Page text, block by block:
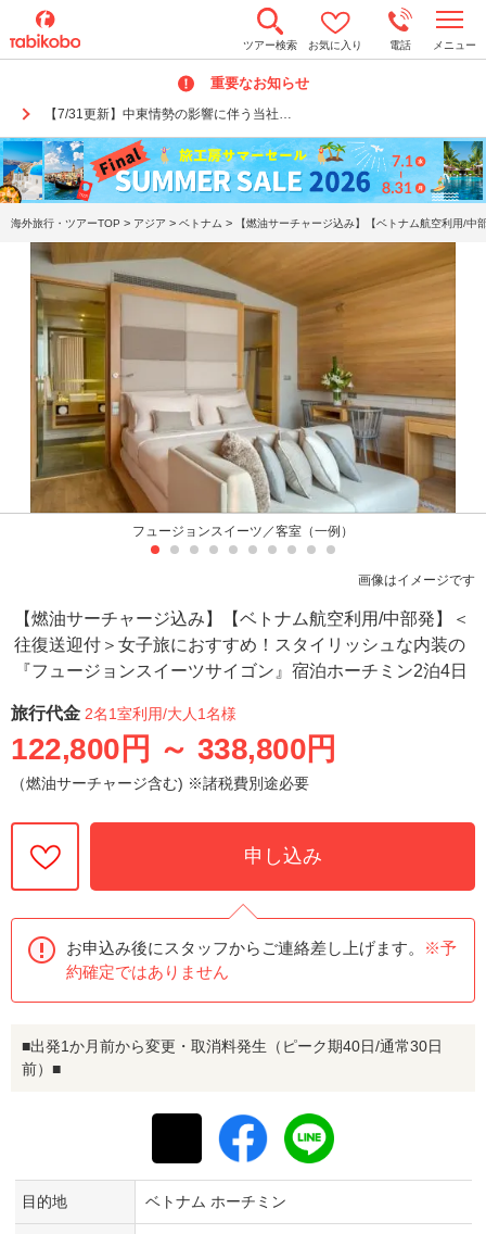
ツアー検索 お気に入り 電話 メニュー
重要なお知らせ
【7/31更新】中東情勢の影響に伴う当社…
o
n
a
v
i
g
a
t
o
海外旅行・ツアーTOP > アジア > ベトナム > 【燃油サーチャージ込み】【ベトナム航空利用/
フュージョンスイーツ／客室（一例）
画像はイメージです
【燃油サーチャージ込み】【ベトナム航空利用/中部発】＜
往復送迎付＞女子旅におすすめ！スタイリッシュな内装の
『フュージョンスイーツサイゴン』宿泊ホーチミン2泊4日
旅行代金 2名1室利用/大人1名様
122,800円 ～ 338,800円
（燃油サーチャージ含む) ※諸税費別途必要
申し込み
お申込み後にスタッフからご連絡差し上げます。
※予
約確定ではありません
■出発1か月前から変更・取消料発生（ピーク期40日/通常30日
前）■
目的地 ベトナム ホーチミン